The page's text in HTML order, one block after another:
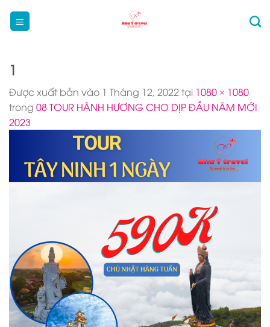
qua
1
Được xuất bản vào 1 Tháng 12, 2022 tại 1080 × 1080
trong 08 TOUR HÀNH HƯƠNG CHO DỊP ĐẦU NĂM MỚI
2023